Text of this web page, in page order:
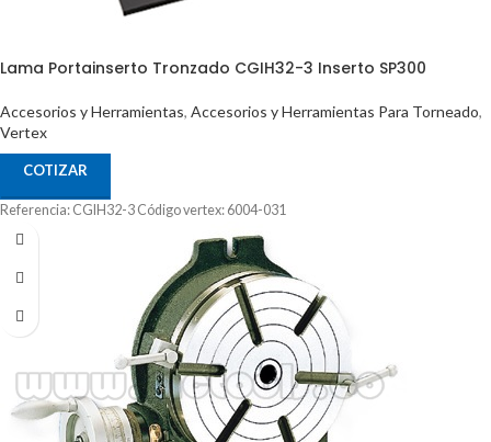
Lama Portainserto Tronzado CGIH32-3 Inserto SP300
Accesorios y Herramientas, Accesorios y Herramientas Para Torneado,
Vertex
COTIZAR
Referencia: CGIH32-3 Código vertex: 6004-031